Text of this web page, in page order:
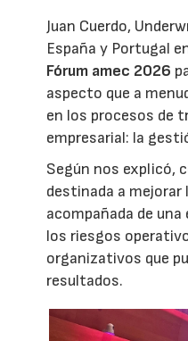
Juan Cuerdo,
España y Portugal
Fórum amec 2026
aspecto que a
en los procesos de
empresarial: la
Según nos explicó,
destinada a mejorar
acompañada de una
los riesgos
organizativos que
resultados.